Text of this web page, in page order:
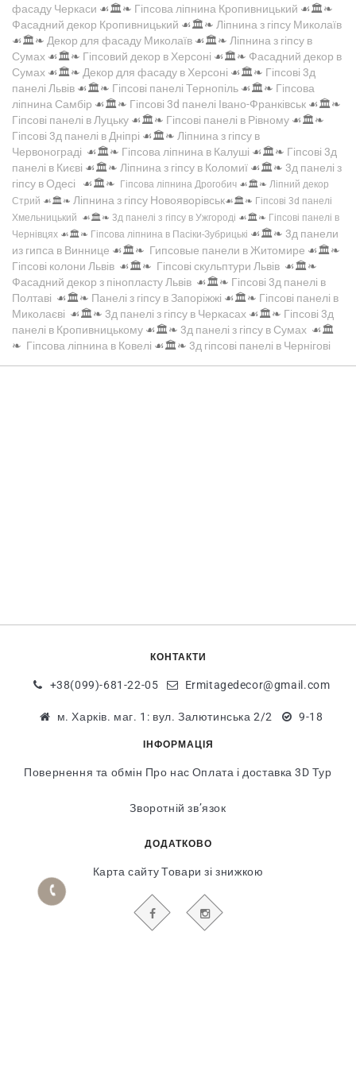
фасаду Черкаси ☙🏛️❧ Гіпсова ліпнина Кропивницький ☙🏛️❧
Фасадний декор Кропивницький ☙🏛️❧ Ліпнина з гіпсу Миколаїв
☙🏛️❧ Декор для фасаду Миколаїв ☙🏛️❧ Ліпнина з гіпсу в
Сумах ☙🏛️❧ Гіпсовий декор в Херсоні ☙🏛️❧ Фасадний декор в
Сумах ☙🏛️❧ Декор для фасаду в Херсоні ☙🏛️❧ Гіпсові 3д
панелі Львів ☙🏛️❧ Гіпсові панелі Тернопіль ☙🏛️❧ Гіпсова
ліпнина Самбір ☙🏛️❧ Гіпсові 3d панелі Івано-Франківськ ☙🏛️❧
Гіпсові панелі в Луцьку ☙🏛️❧ Гіпсові панелі в Рівному ☙🏛️❧
Гіпсові 3д панелі в Дніпрі ☙🏛️❧ Ліпнина з гіпсу в
Червонограді ☙🏛️❧ Гіпсова ліпнина в Калуші ☙🏛️❧ Гіпсові 3д
панелі в Києві ☙🏛️❧ Ліпнина з гіпсу в Коломиї ☙🏛️❧ 3д панелі з
гіпсу в Одесі ☙🏛️❧ Гіпсова ліпнина Дрогобич ☙🏛️❧ Ліпний декор
Стрий ☙🏛️❧ Ліпнина з гіпсу Новояворівськ☙🏛️❧ Гіпсові 3d панелі
Хмельницький ☙🏛️❧ 3д панелі з гіпсу в Ужгороді ☙🏛️❧ Гіпсові панелі в
Чернівцях ☙🏛️❧ Гіпсова ліпнина в Пасіки-Зубрицькі ☙🏛️❧ 3д панели
из гипса в Виннице ☙🏛️❧ Гипсовые панели в Житомире ☙🏛️❧
Гіпсові колони Львів ☙🏛️❧ Гіпсові скульптури Львів ☙🏛️❧
Фасадний декор з пінопласту Львів ☙🏛️❧ Гіпсові 3д панелі в
Полтаві ☙🏛️❧ Панелі з гіпсу в Запоріжжі ☙🏛️❧ Гіпсові панелі в
Миколаєві ☙🏛️❧ 3д панелі з гіпсу в Черкасах ☙🏛️❧ Гіпсові 3д
панелі в Кропивницькому ☙🏛️❧ 3д панелі з гіпсу в Сумах ☙🏛️
❧ Гіпсова ліпнина в Ковелі ☙🏛️❧ 3д гіпсові панелі в Чернігові
КОНТАКТИ
+38(099)-681-22-05 Ermitagedecor@gmail.com
м. Харків. маг. 1: вул. Залютинська 2/2 9-18
ІНФОРМАЦІЯ
Повернення та обмін Про нас Оплата і доставка 3D Тур
Зворотній зв’язок
ДОДАТКОВО
Карта сайту Товари зі знижкою